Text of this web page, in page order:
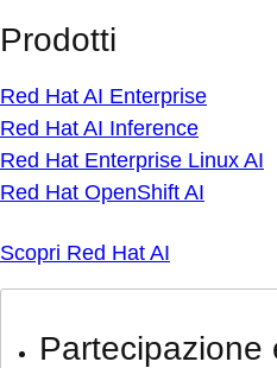
Prodotti
Red Hat AI Enterprise
Red Hat AI Inference
Red Hat Enterprise Linux AI
Red Hat OpenShift AI
Scopri Red Hat AI
Partecipazione